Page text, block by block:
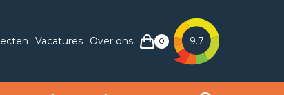
Vacatures Over ons 0 9.7